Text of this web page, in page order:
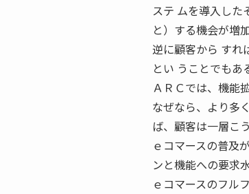
ステ ムを導入した
と）する機会が増
逆に顧客から すれ
とい うことでもあ
ＡＲＣでは、機能
なぜなら、より多
ば、顧客は一層こ
ｅコマースの普及
ンと機能への要求
ｅコマースのフル